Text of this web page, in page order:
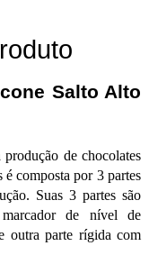
Salto Alto
de chocolates
composta por 3 partes
Suas 3 partes são
de nível de
outra parte rígida com